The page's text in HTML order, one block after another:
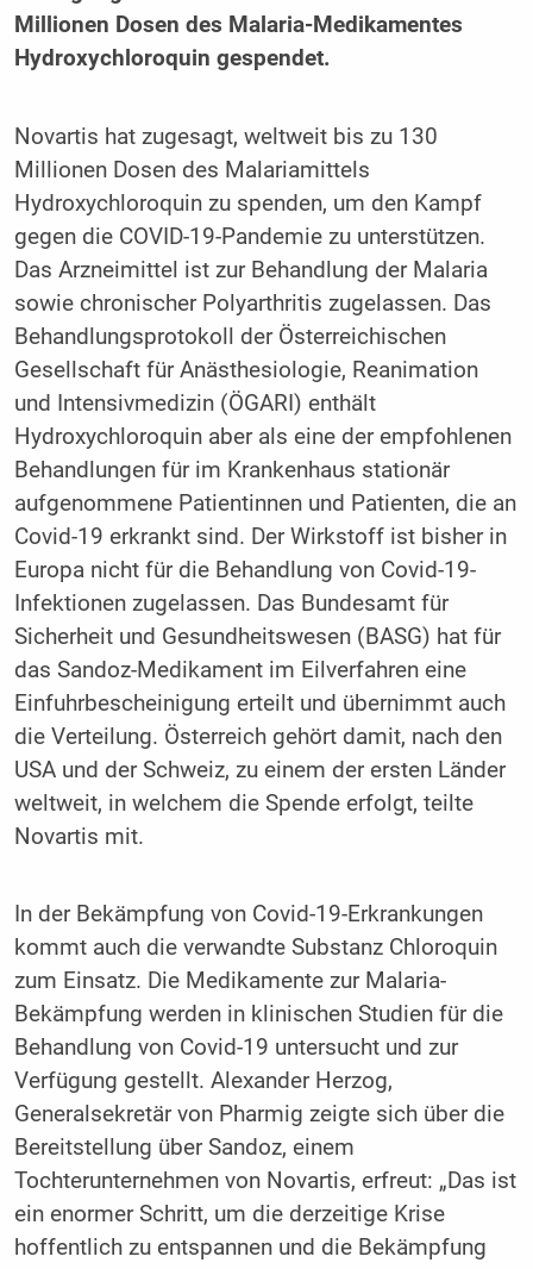
Millionen Dosen des Malaria-Medikamentes
Hydroxychloroquin gespendet.
Novartis hat zugesagt, weltweit bis zu 130
Millionen Dosen des Malariamittels
Hydroxychloroquin zu spenden, um den Kampf
gegen die COVID-19-Pandemie zu unterstützen.
Das Arzneimittel ist zur Behandlung der Malaria
sowie chronischer Polyarthritis zugelassen. Das
Behandlungsprotokoll der Österreichischen
Gesellschaft für Anästhesiologie, Reanimation
und Intensivmedizin (ÖGARI) enthält
Hydroxychloroquin aber als eine der empfohlenen
Behandlungen für im Krankenhaus stationär
aufgenommene Patientinnen und Patienten, die an
Covid-19 erkrankt sind. Der Wirkstoff ist bisher in
Europa nicht für die Behandlung von Covid-19-
Infektionen zugelassen. Das Bundesamt für
Sicherheit und Gesundheitswesen (BASG) hat für
das Sandoz-Medikament im Eilverfahren eine
Einfuhrbescheinigung erteilt und übernimmt auch
die Verteilung. Österreich gehört damit, nach den
USA und der Schweiz, zu einem der ersten Länder
weltweit, in welchem die Spende erfolgt, teilte
Novartis mit.
In der Bekämpfung von Covid-19-Erkrankungen
kommt auch die verwandte Substanz Chloroquin
zum Einsatz. Die Medikamente zur Malaria-
Bekämpfung werden in klinischen Studien für die
Behandlung von Covid-19 untersucht und zur
Verfügung gestellt. Alexander Herzog,
Generalsekretär von Pharmig zeigte sich über die
Bereitstellung über Sandoz, einem
Tochterunternehmen von Novartis, erfreut: „Das ist
ein enormer Schritt, um die derzeitige Krise
hoffentlich zu entspannen und die Bekämpfung